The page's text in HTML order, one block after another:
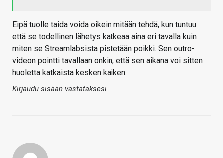
Eipä tuolle taida voida oikein mitään tehdä, kun tuntuu
että se todellinen lähetys katkeaa aina eri tavalla kuin
miten se Streamlabsista pistetään poikki. Sen outro-
videon pointti tavallaan onkin, että sen aikana voi sitten
huoletta katkaista kesken kaiken.
Kirjaudu sisään vastataksesi